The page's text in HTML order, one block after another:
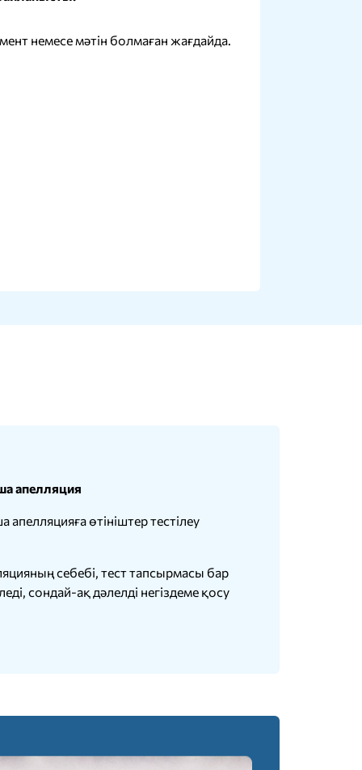
немесе мәтін болмаған жағдайда.
апелляция
өтініштер тестілеу
себебі, тест тапсырмасы бар
сондай-ақ дәлелді негіздеме қосу